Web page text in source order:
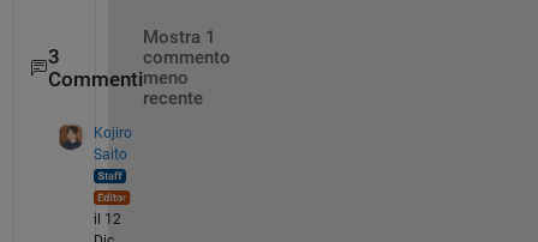
3
Commenti
Mostra 1
commento
meno
recente
Kojiro
Saito
il 12